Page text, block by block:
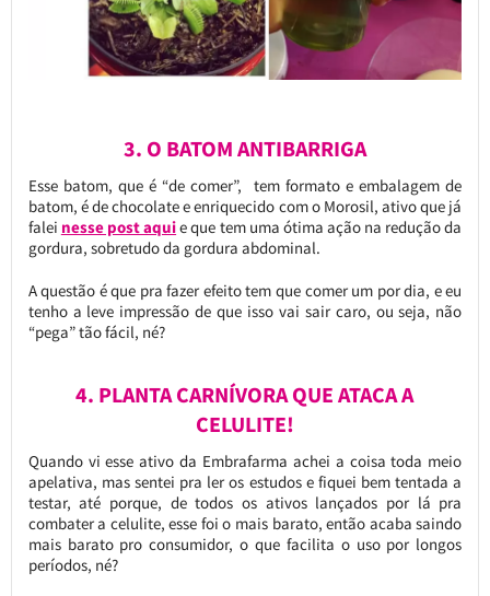
3. O BATOM ANTIBARRIGA
Esse batom, que é “de comer”, tem formato e embalagem de
batom, é de chocolate e enriquecido com o Morosil, ativo que já
falei nesse post aquie que tem uma ótima ação na redução da
gordura, sobretudo da gordura abdominal.
A questão é que pra fazer efeito tem que comer um por dia, e eu
tenho a leve impressão de que isso vai sair caro, ou seja, não
“pega” tão fácil, né?
4. PLANTA CARNÍVORA QUE ATACA A
CELULITE!
Quando vi esse ativo da Embrafarma achei a coisa toda meio
apelativa, mas sentei pra ler os estudos e fiquei bem tentada a
testar, até porque, de todos os ativos lançados por lá pra
combater a celulite, esse foi o mais barato, então acaba saindo
mais barato pro consumidor, o que facilita o uso por longos
períodos, né?